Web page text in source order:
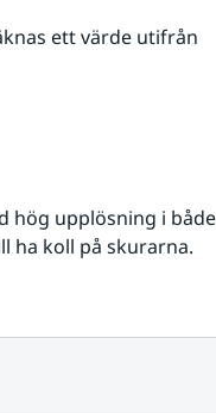
ett värde utifrån
hög upplösning i
ha koll på skurarna.